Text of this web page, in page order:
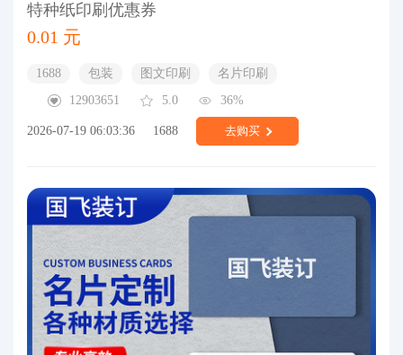
特种纸印刷优惠券
0.01 元
1688 包装 图文印刷
名片印刷
12903651
5.0 36%
2026-07-19 06:03:36 1688 去购买